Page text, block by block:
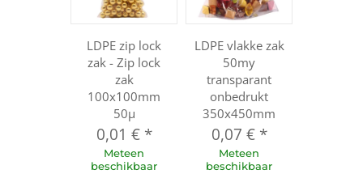
LDPE zip lock
zak - Zip lock
zak
100x100mm
50µ
0,01 € *
Meteen
beschikbaar
LDPE vlakke zak
50my
transparant
onbedrukt
350x450mm
0,07 € *
Meteen
beschikbaar